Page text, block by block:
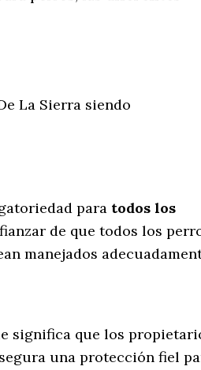
La Sierra siendo
para todos los
de que todos los
manejados
significa que los
una protección fiel